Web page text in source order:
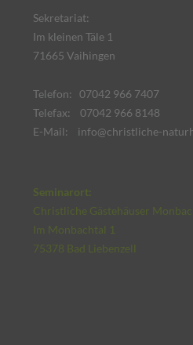
Sekretariat:
Im kleinen Täle 1
71665 Vaihingen
Telefon: 07042 966 7407
Telefax: 07042 966 8148
E-Mail: info@christliche-
Seminarort:
Christliche Gästehäuser
Im Monbachtal 1
75378 Bad Liebenzell